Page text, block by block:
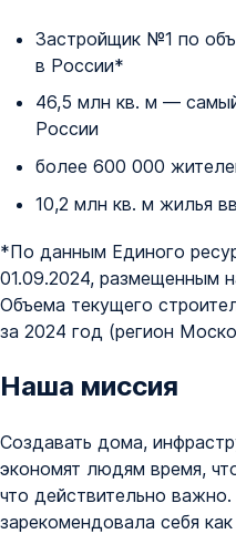
Застройщик №1 по
в России*
46,5 млн кв. м —
России
более 600 000
10,2 млн кв. м жилья
*По данным Единого
01.09.2024, размещенным
Объема текущего
за 2024 год (регион
Наша миссия
Создавать дома,
экономят людям время,
что действительно
зарекомендовала себя